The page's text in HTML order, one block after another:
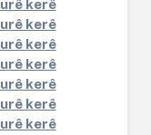
kerê
kerê
kerê
kerê
kerê
kerê
kerê